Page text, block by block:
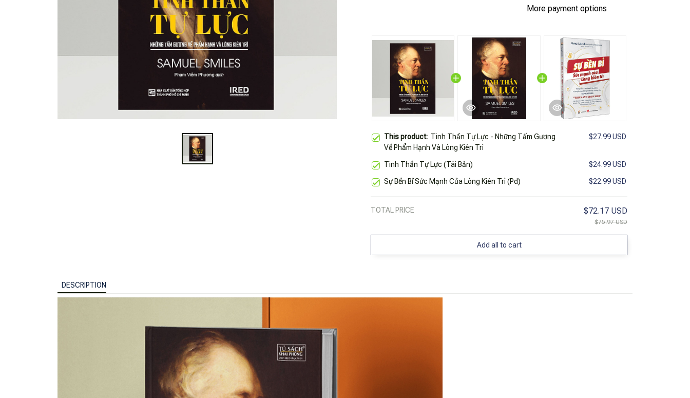
More payment options
This product: Tinh Thần Tự Lực - Những Tấm Gương
Về Phẩm Hạnh Và Lòng Kiên Trì
$27.99 USD
Tinh Thần Tự Lực (Tái Bản) $24.99 USD
Sự Bền Bỉ Sức Mạnh Của Lòng Kiên Trì (Pd) $22.99 USD
TOTAL PRICE $72.17 USD
$75.97 USD
Add all to cart
DESCRIPTION